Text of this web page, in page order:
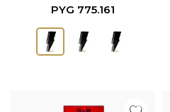
Masculino
PYG 775.161